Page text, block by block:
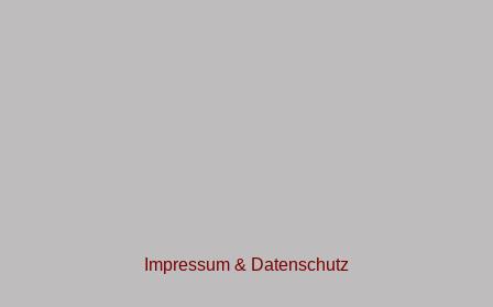
Impressum & Datenschutz